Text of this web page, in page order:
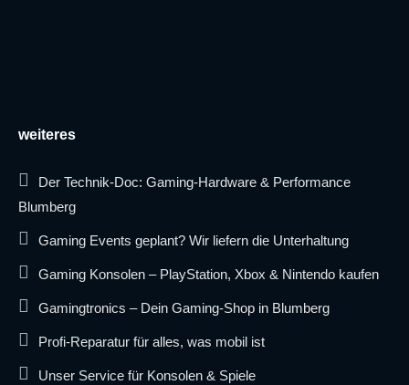
weiteres
Der Technik-Doc: Gaming-Hardware & Performance
Blumberg
Gaming Events geplant? Wir liefern die Unterhaltung
Gaming Konsolen – PlayStation, Xbox & Nintendo kaufen
Gamingtronics – Dein Gaming-Shop in Blumberg
Profi-Reparatur für alles, was mobil ist
Unser Service für Konsolen & Spiele